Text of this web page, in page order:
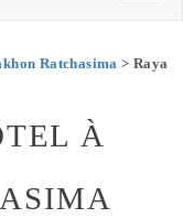
Ratchasima > Raya
À